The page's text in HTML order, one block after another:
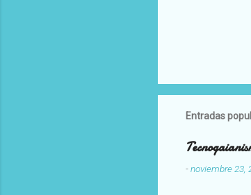
Entradas
-noviembre 23,